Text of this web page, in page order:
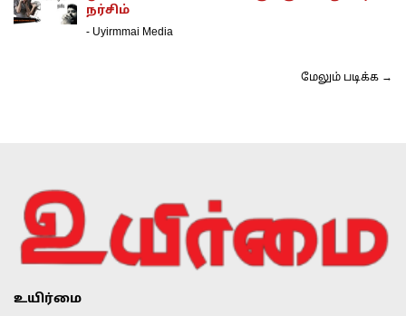
நர்சிம்
- Uyirmmai Media
மேலும் படிக்க →
உயிர்மை